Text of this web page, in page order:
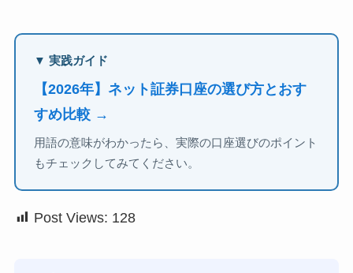
▼ 実践ガイド
【2026年】ネット証券口座の選び方とおす
すめ比較 →
用語の意味がわかったら、実際の口座選びのポイント
もチェックしてみてください。
Post Views: 128